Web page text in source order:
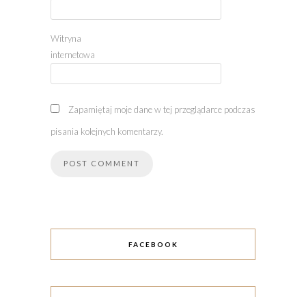
Witryna
internetowa
Zapamiętaj moje dane w tej przeglądarce podczas
pisania kolejnych komentarzy.
FACEBOOK